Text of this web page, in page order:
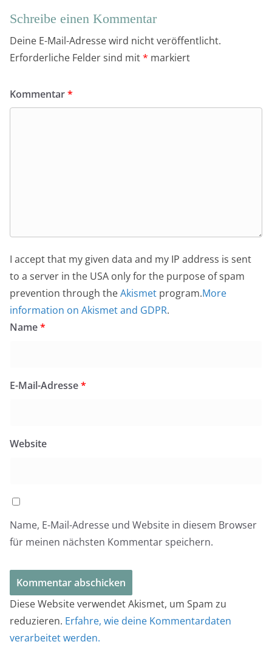
Schreibe einen Kommentar
Deine E-Mail-Adresse wird nicht veröffentlicht.
Erforderliche Felder sind mit* markiert
Kommentar*
I accept that my given data and my IP address is sent
to a server in the USA only for the purpose of spam
prevention through theAkismet program.More
information on Akismet and GDPR.
Name*
E-Mail-Adresse*
Website
Name, E-Mail-Adresse und Website in diesem Browser
für meinen nächsten Kommentar speichern.
Diese Website verwendet Akismet, um Spam zu
reduzieren. Erfahre, wie deine Kommentardaten
verarbeitet werden.